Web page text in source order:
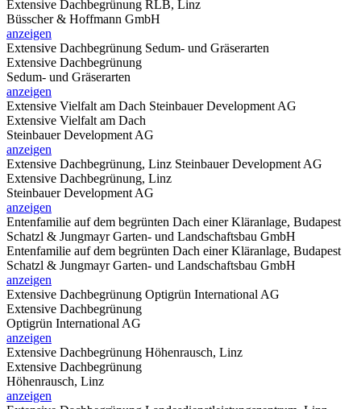
Extensive Dachbegrünung RLB, Linz
Büsscher & Hoffmann GmbH
anzeigen
Extensive Dachbegrünung Sedum- und Gräserarten
Extensive Dachbegrünung
Sedum- und Gräserarten
anzeigen
Extensive Vielfalt am Dach Steinbauer Development AG
Extensive Vielfalt am Dach
Steinbauer Development AG
anzeigen
Extensive Dachbegrünung, Linz Steinbauer Development AG
Extensive Dachbegrünung, Linz
Steinbauer Development AG
anzeigen
Entenfamilie auf dem begrünten Dach einer Kläranlage, Budapest
Schatzl & Jungmayr Garten- und Landschaftsbau GmbH
Entenfamilie auf dem begrünten Dach einer Kläranlage, Budapest
Schatzl & Jungmayr Garten- und Landschaftsbau GmbH
anzeigen
Extensive Dachbegrünung Optigrün International AG
Extensive Dachbegrünung
Optigrün International AG
anzeigen
Extensive Dachbegrünung Höhenrausch, Linz
Extensive Dachbegrünung
Höhenrausch, Linz
anzeigen